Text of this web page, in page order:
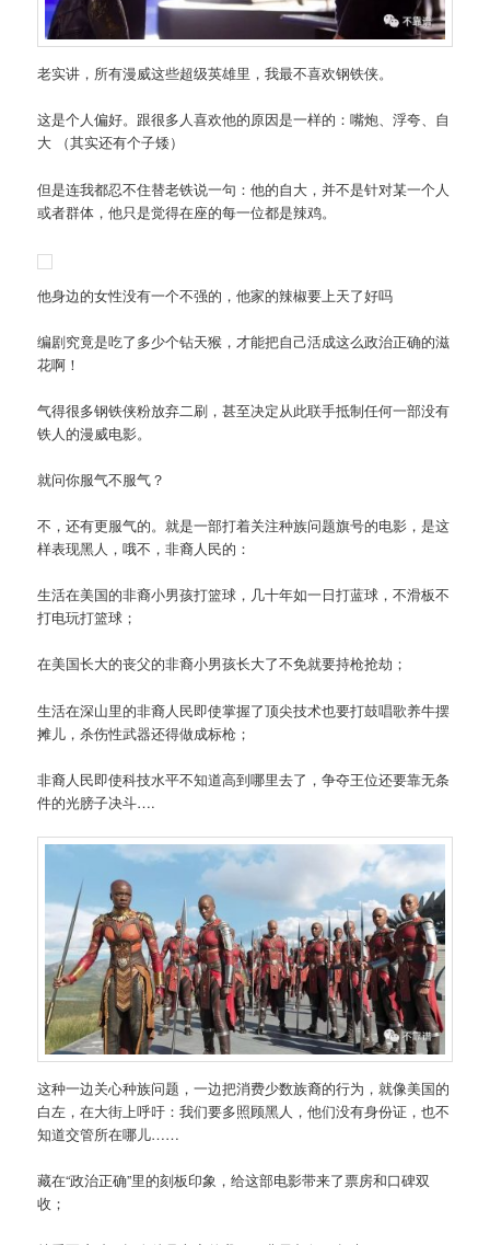
老实讲，所有漫威这些超级英雄里，我最不喜欢钢铁侠。
这是个人偏好。跟很多人喜欢他的原因是一样的：嘴炮、浮夸、自
大 （其实还有个子矮）
但是连我都忍不住替老铁说一句：他的自大，并不是针对某一个人
或者群体，他只是觉得在座的每一位都是辣鸡。
他身边的女性没有一个不强的，他家的辣椒要上天了好吗
编剧究竟是吃了多少个钻天猴，才能把自己活成这么政治正确的滋
花啊！
气得很多钢铁侠粉放弃二刷，甚至决定从此联手抵制任何一部没有
铁人的漫威电影。
就问你服气不服气？
不，还有更服气的。就是一部打着关注种族问题旗号的电影，是这
样表现黑人，哦不，非裔人民的：
生活在美国的非裔小男孩打篮球，几十年如一日打蓝球，不滑板不
打电玩打篮球；
在美国长大的丧父的非裔小男孩长大了不免就要持枪抢劫；
生活在深山里的非裔人民即使掌握了顶尖技术也要打鼓唱歌养牛摆
摊儿，杀伤性武器还得做成标枪；
非裔人民即使科技水平不知道高到哪里去了，争夺王位还要靠无条
件的光膀子决斗….
这种一边关心种族问题，一边把消费少数族裔的行为，就像美国的
白左，在大街上呼吁：我们要多照顾黑人，他们没有身份证，也不
知道交管所在哪儿……
藏在“政治正确”里的刻板印象，给这部电影带来了票房和口碑双
收；